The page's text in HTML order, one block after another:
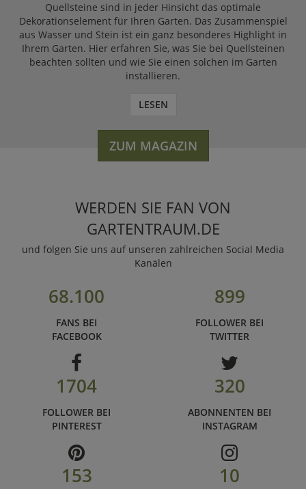
Quellsteine sind in jeder Hinsicht das optimale
Dekorationselement für Ihren Garten. Das Zusammenspiel
aus Wasser und Stein ist ein ganz besonderes Highlight in
Ihrem Garten. Hier erfahren Sie, was Sie bei Quellsteinen
beachten sollten und wie Sie einen solchen im Garten
installieren.
LESEN
ZUM MAGAZIN
WERDEN SIE FAN VON
GARTENTRAUM.DE
und folgen Sie uns auf unseren zahlreichen Social Media
Kanälen
68.100
FANS BEI
FACEBOOK
899
FOLLOWER BEI
TWITTER
1704
FOLLOWER BEI
PINTEREST
320
ABONNENTEN BEI
INSTAGRAM
153 10